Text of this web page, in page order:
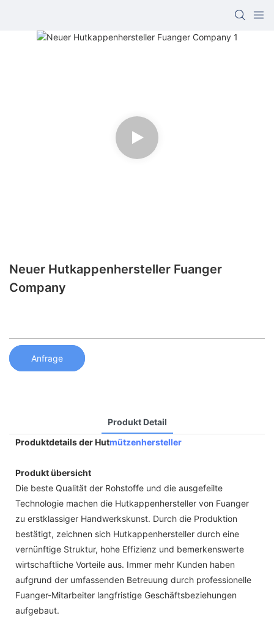
Neuer Hutkappenhersteller Fuanger
Company
Anfrage
Produkt Detail
Produktdetails der Hutmützenhersteller
Produkt übersicht
Die beste Qualität der Rohstoffe und die ausgefeilte
Technologie machen die Hutkappenhersteller von Fuanger
zu erstklassiger Handwerkskunst. Durch die Produktion
bestätigt, zeichnen sich Hutkappenhersteller durch eine
vernünftige Struktur, hohe Effizienz und bemerkenswerte
wirtschaftliche Vorteile aus. Immer mehr Kunden haben
aufgrund der umfassenden Betreuung durch professionelle
Fuanger-Mitarbeiter langfristige Geschäftsbeziehungen
aufgebaut.